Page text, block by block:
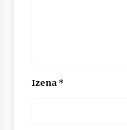
Izena *